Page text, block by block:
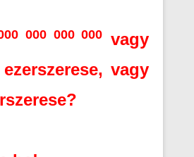
000 000 000 vagy
vagy